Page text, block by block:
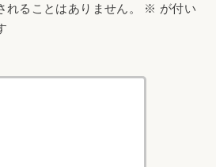
れることはありません。 ※ が付い